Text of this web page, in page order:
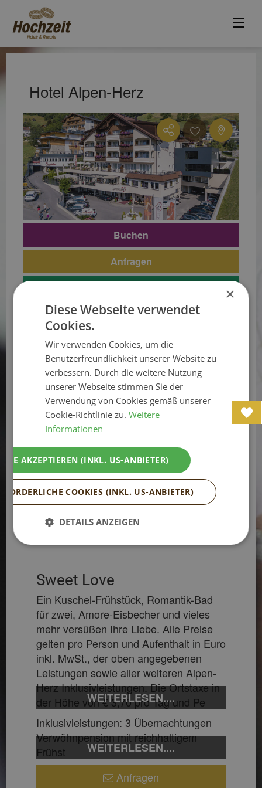
Hotel Alpen-Herz
Buchen
Anfragen
19.06.2026 - 11.10.2026
3 ÜN pro Person ab
Sweet Love
Ein Kuschel-Frühstück, Romantik-Bad
für zwei, Amore-Eisbecher und vieles
mehr versüßen Ihre Liebe. Alle Preise
gelten pro Person und Aufenthalt in Euro
inkl. MwSt., der oben angegebenen
Leistungen sowie aller weiteren Alpen-
Herz Inklusivleistungen. Die Ortstaxe in
der Höhe von € 3,70 pro Tag und Pe
WEITERLESEN....
Inklusivleistungen: 3 Übernachtungen
Verwöhnpension mit reichhaltigem
Frühst
WEITERLESEN....
Anfragen
×
Diese Webseite verwendet
Cookies.
Wir verwenden Cookies, um die
Benutzerfreundlichkeit unserer Website zu
verbessern. Durch die weitere Nutzung
unserer Webseite stimmen Sie der
Verwendung von Cookies gemäß unserer
Cookie-Richtlinie zu.Weitere
Informationen
AKZEPTIEREN (INKL. US-ANBIETER)
COOKIES (INKL. US-ANBIETER)
DETAILS ANZEIGEN